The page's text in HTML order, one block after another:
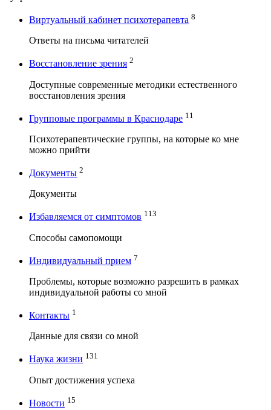
Виртуальный кабинет психотерапевта 8
Ответы на письма читателей
Восстановление зрения 2
Доступные современные методики естественного
восстановления зрения
Групповые программы в Краснодаре 11
Психотерапевтические группы, на которые ко мне
можно прийти
Документы 2
Документы
Избавляемся от симптомов 113
Способы самопомощи
Индивидуальный прием 7
Проблемы, которые возможно разрешить в рамках
индивидуальной работы со мной
Контакты 1
Данные для связи со мной
Наука жизни 131
Опыт достижения успеха
Новости 15